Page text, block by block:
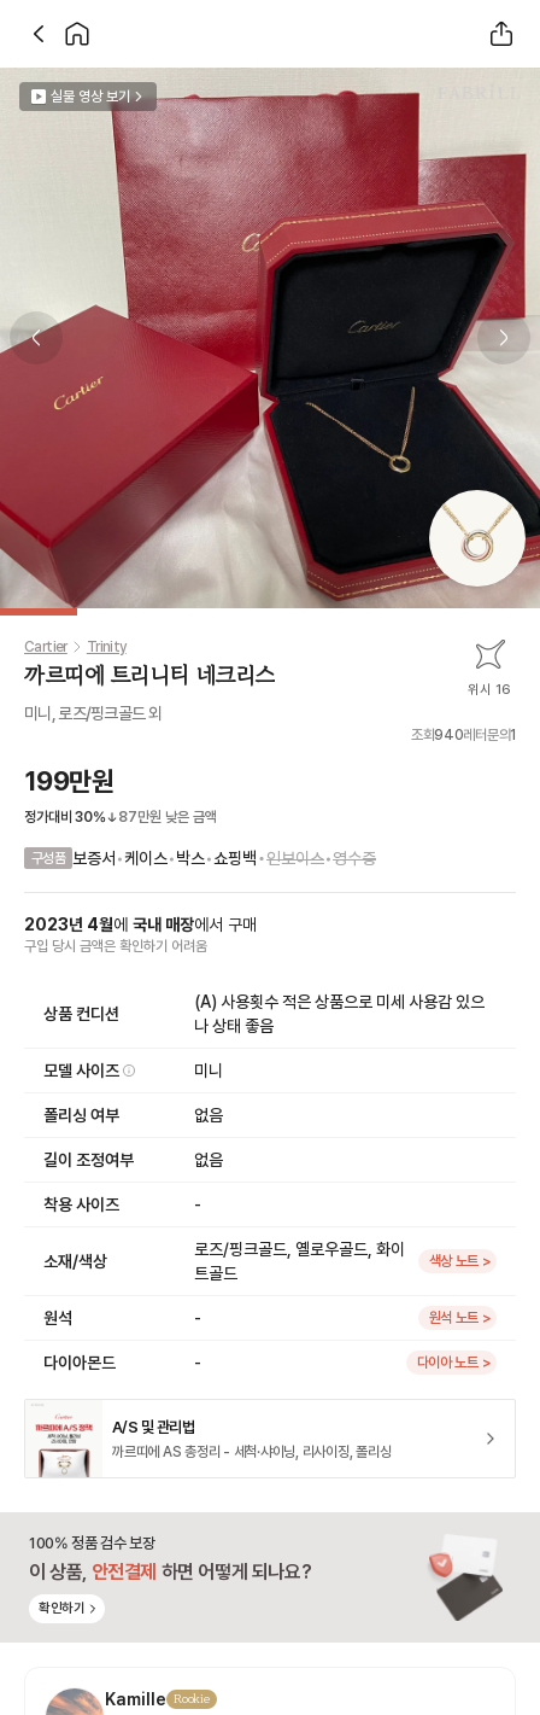
실물 영상 보기
Previous slide
Cartier Trinity
까르띠에 트리니티 네크리스 위시 16
미니, 로즈/핑크골드 외
조회940레터문의1
199만원
정가대비 30% 87만원 낮은 금액
구성품 보증서 •케이스•박스•쇼핑백•인보이스•영수증
2023년 4월에 국내 매장에서 구매
구입 당시 금액은 확인하기 어려움
상품 컨디션
(A) 사용횟수 적은 상품으로 미세 사용감 있으
나 상태 좋음
모델 사이즈 미니
폴리싱 여부 없음
길이 조정여부 없음
착용 사이즈 -
소재/색상
로즈/핑크골드, 옐로우골드, 화이
트골드
색상 노트 >
원석 - 원석 노트 >
다이아몬드 - 다이아 노트 >
A/S 및 관리법
까르띠에 AS 총정리 - 세척·샤이닝, 리사이징, 폴리싱
100% 정품 검수 보장
이 상품, 안전결제 하면 어떻게 되나요?
확인하기
Kamille Rookie